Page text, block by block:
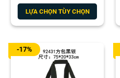
LỰA CHỌN TÙY CHỌN
-17%